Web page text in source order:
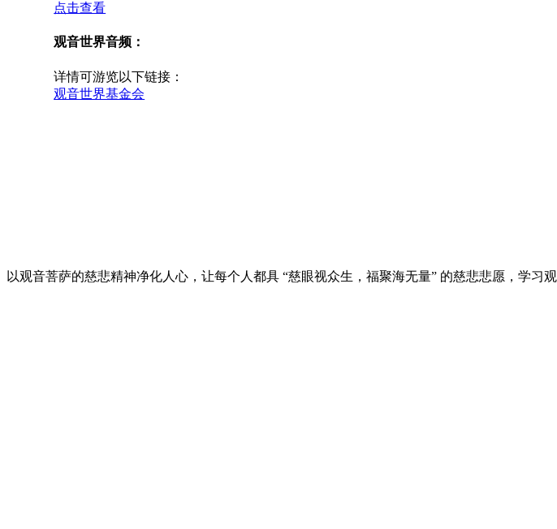
点击查看
观音世界音频：
详情可游览以下链接：
观音世界基金会
以观音菩萨的慈悲精神净化人心，让每个人都具 “慈眼视众生，福聚海无量” 的慈悲悲愿，学习